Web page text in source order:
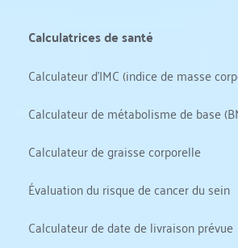
Calculatrices de santé
Calculateur d'IMC (indice de masse
Calculateur de métabolisme de base
Calculateur de graisse corporelle
Évaluation du risque de cancer du sein
Calculateur de date de livraison prévue